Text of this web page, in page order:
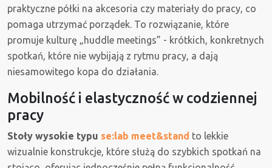
praktyczne półki na akcesoria czy materiały do pracy, co
pomaga utrzymać porządek. To rozwiązanie, które
promuje kulturę „huddle meetings” - krótkich, konkretnych
spotkań, które nie wybijają z rytmu pracy, a dają
niesamowitego kopa do działania.
Mobilność i elastyczność w codziennej
pracy
Stoły wysokie typu se:lab meet&stand to lekkie
wizualnie konstrukcje, które służą do szybkich spotkań na